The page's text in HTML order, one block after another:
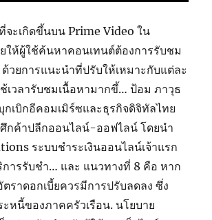
จะเกิดขึ้นบน Prime Video ใน
ให้ผู้ใช้ค้นหาคอนเทนต์ต้องการรับชม
ด้วยการแนะนำที่ปรับให้เหมาะกับแต่ละ
เวลารับชมเนื้อหามากขึ้… ป้อม ภาวุธ
เบิกอีคอมเมิร์ซและธุรกิจดิจิทัลไทย
กค้าปลีกออนไลน์-ออฟไลน์ โดยนำ
ระบบชำระเงินออนไลน์เจ้าแรก
ารรับชำ… และ แนวทางที่ 8 คือ หาก
ราดอกเบี้ยควรมีการปรับลดลง ซึ่ง
ะหนี้ของภาคครัวเรือน. นโยบาย